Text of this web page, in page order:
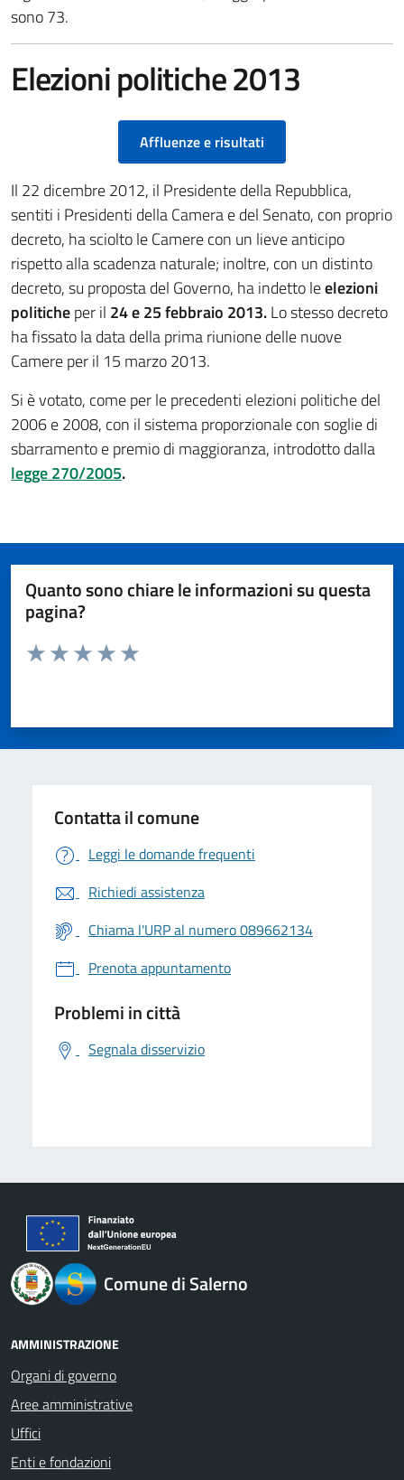
sono 73.
Elezioni politiche 2013
Affluenze e risultati
Il 22 dicembre 2012, il Presidente della Repubblica,
sentiti i Presidenti della Camera e del Senato, con proprio
decreto, ha sciolto le Camere con un lieve anticipo
rispetto alla scadenza naturale; inoltre, con un distinto
decreto, su proposta del Governo, ha indetto leelezioni
politicheper il 24 e 25 febbraio 2013.Lo stesso decreto
ha fissato la data della prima riunione delle nuove
Camere per il 15 marzo 2013.
Si è votato, come per le precedenti elezioni politiche del
2006 e 2008, con il sistema proporzionale con soglie di
sbarramento e premio di maggioranza, introdotto dalla
legge 270/2005.
Quanto sono chiare le informazioni su questa
pagina?
Valuta da 1 a 5 stelle la pagina
Contatta il comune
Leggi le domande frequenti
Richiedi assistenza
Chiama l'URP al numero 089662134
Prenota appuntamento
Problemi in città
Segnala disservizio
logo Unione Europea
Comune di Salerno
AMMINISTRAZIONE
Organi di governo
Aree amministrative
Uffici
Enti e fondazioni